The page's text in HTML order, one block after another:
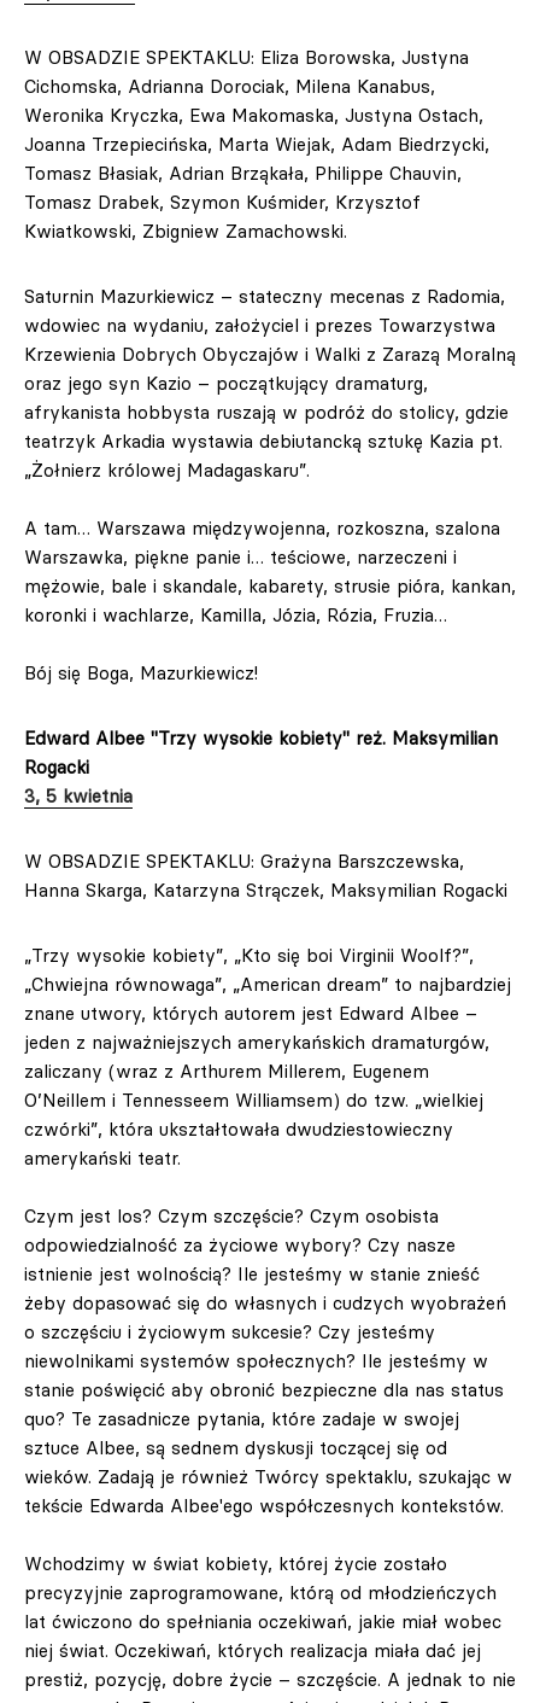
W OBSADZIE SPEKTAKLU: Eliza Borowska, Justyna
Cichomska, Adrianna Dorociak, Milena Kanabus,
Weronika Kryczka, Ewa Makomaska, Justyna Ostach,
Joanna Trzepiecińska, Marta Wiejak, Adam Biedrzycki,
Tomasz Błasiak, Adrian Brząkała, Philippe Chauvin,
Tomasz Drabek, Szymon Kuśmider, Krzysztof
Kwiatkowski, Zbigniew Zamachowski.
Saturnin Mazurkiewicz – stateczny mecenas z Radomia,
wdowiec na wydaniu, założyciel i prezes Towarzystwa
Krzewienia Dobrych Obyczajów i Walki z Zarazą Moralną
oraz jego syn Kazio – początkujący dramaturg,
afrykanista hobbysta ruszają w podróż do stolicy, gdzie
teatrzyk Arkadia wystawia debiutancką sztukę Kazia pt.
„Żołnierz królowej Madagaskaru”.
A tam… Warszawa międzywojenna, rozkoszna, szalona
Warszawka, piękne panie i… teściowe, narzeczeni i
mężowie, bale i skandale, kabarety, strusie pióra, kankan,
koronki i wachlarze, Kamilla, Józia, Rózia, Fruzia…
Bój się Boga, Mazurkiewicz!
Edward Albee "Trzy wysokie kobiety" reż. Maksymilian
Rogacki
3, 5 kwietnia
W OBSADZIE SPEKTAKLU: Grażyna Barszczewska,
Hanna Skarga, Katarzyna Strączek, Maksymilian Rogacki
„Trzy wysokie kobiety”, „Kto się boi Virginii Woolf?”,
„Chwiejna równowaga”, „American dream” to najbardziej
znane utwory, których autorem jest Edward Albee –
jeden z najważniejszych amerykańskich dramaturgów,
zaliczany (wraz z Arthurem Millerem, Eugenem
O’Neillem i Tennesseem Williamsem) do tzw. „wielkiej
czwórki”, która ukształtowała dwudziestowieczny
amerykański teatr.
Czym jest los? Czym szczęście? Czym osobista
odpowiedzialność za życiowe wybory? Czy nasze
istnienie jest wolnością? Ile jesteśmy w stanie znieść
żeby dopasować się do własnych i cudzych wyobrażeń
o szczęściu i życiowym sukcesie? Czy jesteśmy
niewolnikami systemów społecznych? Ile jesteśmy w
stanie poświęcić aby obronić bezpieczne dla nas status
quo? Te zasadnicze pytania, które zadaje w swojej
sztuce Albee, są sednem dyskusji toczącej się od
wieków. Zadają je również Twórcy spektaklu, szukając w
tekście Edwarda Albee'ego współczesnych kontekstów.
Wchodzimy w świat kobiety, której życie zostało
precyzyjnie zaprogramowane, którą od młodzieńczych
lat ćwiczono do spełniania oczekiwań, jakie miał wobec
niej świat. Oczekiwań, których realizacja miała dać jej
prestiż, pozycję, dobre życie – szczęście. A jednak to nie